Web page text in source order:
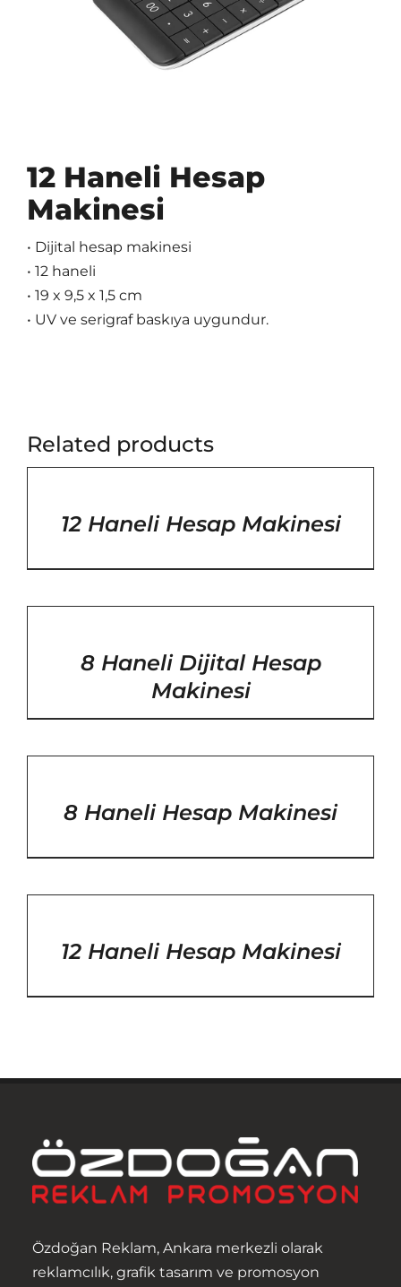
12 Haneli Hesap
Makinesi
• Dijital hesap makinesi
• 12 haneli
• 19 x 9,5 x 1,5 cm
• UV ve serigraf baskıya uygundur.
Related products
12 Haneli Hesap Makinesi
8 Haneli Dijital Hesap
Makinesi
8 Haneli Hesap Makinesi
12 Haneli Hesap Makinesi
Özdoğan Reklam, Ankara merkezli olarak
reklamcılık, grafik tasarım ve promosyon
Anasayfa
Ürünler